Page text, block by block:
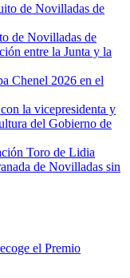
de Novilladas de
de Novilladas de
entre la Junta y la
Chenel 2026 en el
la vicepresidenta y
del Gobierno de
Toro de Lidia
de Novilladas sin
el Premio